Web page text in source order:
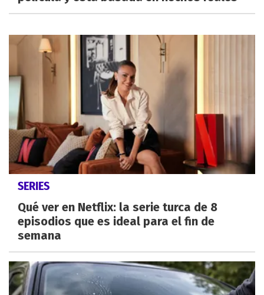
SERIES
Qué ver en Netflix: la serie turca de 8
episodios que es ideal para el fin de
semana